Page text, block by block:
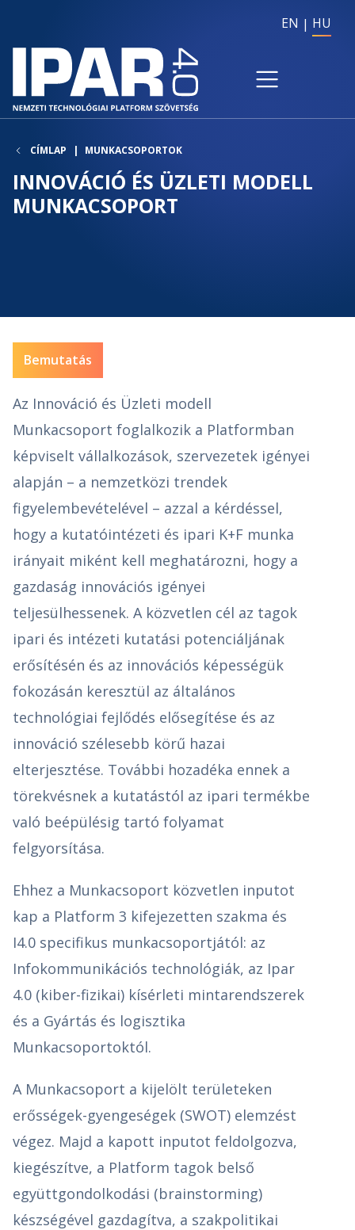
EN HU
CÍMLAP MUNKACSOPORTOK
INNOVÁCIÓ ÉS ÜZLETI MODELL
MUNKACSOPORT
Bemutatás
Az Innováció és Üzleti modell
Munkacsoport foglalkozik a Platformban
képviselt vállalkozások, szervezetek igényei
alapján – a nemzetközi trendek
figyelembevételével – azzal a kérdéssel,
hogy a kutatóintézeti és ipari K+F munka
irányait miként kell meghatározni, hogy a
gazdaság innovációs igényei
teljesülhessenek. A közvetlen cél az tagok
ipari és intézeti kutatási potenciáljának
erősítésén és az innovációs képességük
fokozásán keresztül az általános
technológiai fejlődés elősegítése és az
innováció szélesebb körű hazai
elterjesztése. További hozadéka ennek a
törekvésnek a kutatástól az ipari termékbe
való beépülésig tartó folyamat
felgyorsítása.
Ehhez a Munkacsoport közvetlen inputot
kap a Platform 3 kifejezetten szakma és
I4.0 specifikus munkacsoportjától: az
Infokommunikációs technológiák, az Ipar
4.0 (kiber-fizikai) kísérleti mintarendszerek
és a Gyártás és logisztika
Munkacsoportoktól.
A Munkacsoport a kijelölt területeken
erősségek-gyengeségek (SWOT) elemzést
végez. Majd a kapott inputot feldolgozva,
kiegészítve, a Platform tagok belső
együttgondolkodási (brainstorming)
készségével gazdagítva, a szakpolitikai